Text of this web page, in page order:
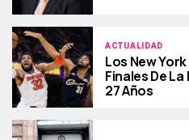
ACTUALIDAD
Los New
Finales De La
27 Años